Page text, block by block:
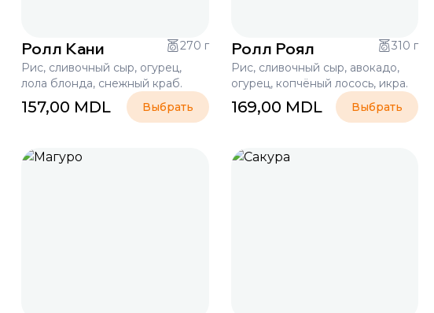
Ролл Кани
270 г
Рис, сливочный сыр, огурец,
лола блонда, снежный краб.
157,00 MDL Выбрать
Ролл Роял
310 г
Рис, сливочный сыр, авокадо,
огурец, копчёный лосось, икра.
169,00 MDL Выбрать